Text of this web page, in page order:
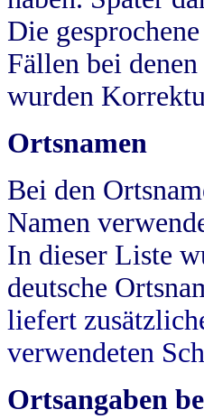
Die
Fällen bei
wurden
Ortsnamen
Bei den
Namen
In dieser Liste
deutsche
liefert
verwendeten
Ortsangaben